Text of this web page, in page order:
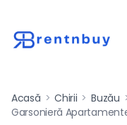
Acasă > Chirii > Buzău
Garsonieră